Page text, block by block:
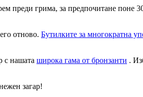
преди грима, за предпочитане поне
отново. Бутилките за многократна
с нашата широка гама от бронзанти .
загар!